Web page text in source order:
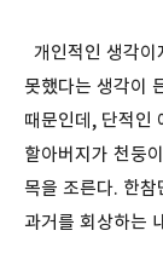
개인적인 생각
못했다는 생각이
때문인데, 단적인
할아버지가 천둥
목을 조른다. 한참
과거를 회상하는